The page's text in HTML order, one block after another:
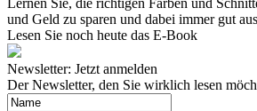
Lernen Sie, die richtigen Farben und
und Geld zu sparen und dabei immer gut
Lesen Sie noch heute das E-Book
Newsletter: Jetzt anmelden
Der Newsletter, den Sie wirklich lesen